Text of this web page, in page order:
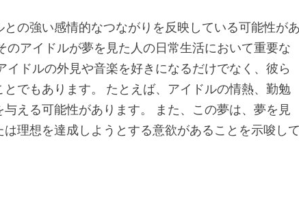
の強い感情的なつながりを反映している可能性が
のアイドルが夢を見た人の日常生活において重要な
ドルの外見や音楽を好きになるだけでなく、彼ら
でもあります。 たとえば、アイドルの情熱、勤勉
える可能性があります。 また、この夢は、夢を見
理想を達成しようとする意欲があることを示唆し